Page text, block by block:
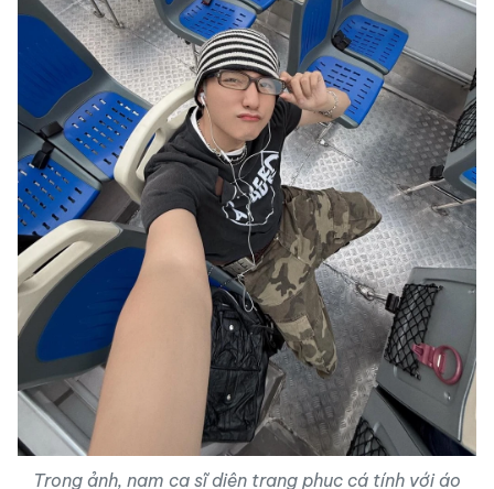
Trong ảnh, nam ca sĩ diện trang phục cá tính với áo